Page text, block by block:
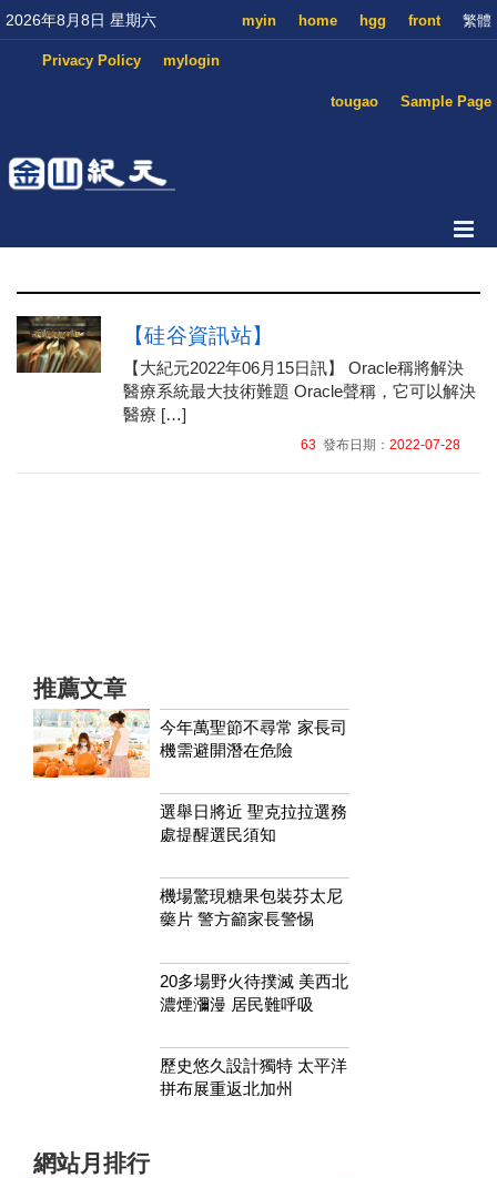
2026年8月8日 星期六 繁體
front
hgg
home
myin
mylogin
Privacy Policy
Sample Page
tougao
【硅谷資訊站】
【大紀元2022年06月15日訊】 Oracle稱將解決
醫療系統最大技術難題 Oracle聲稱，它可以解決
醫療 […]
63發布日期： 2022-07-28
推薦文章
今年萬聖節不尋常 家長司
機需避開潛在危險
選舉日將近 聖克拉拉選務
處提醒選民須知
機場驚現糖果包裝芬太尼
藥片 警方籲家長警惕
20多場野火待撲滅 美西北
濃煙瀰漫 居民難呼吸
歷史悠久設計獨特 太平洋
拼布展重返北加州
網站月排行